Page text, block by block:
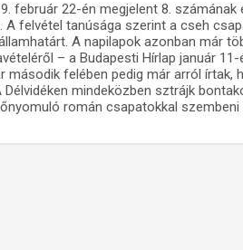
február 22-én megjelent 8.
A felvétel tanúsága szerint a cseh
A napilapok azonban már
– a Budapesti Hírlap január
második felében pedig már arról írtak,
Délvidéken mindeközben sztrájk
román csapatokkal szembeni